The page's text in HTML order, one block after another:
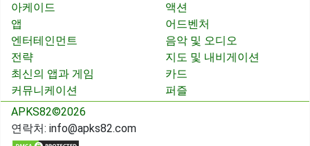
아케이드
액션
앱
어드벤처
엔터테인먼트
음악 및 오디오
전략
지도 및 내비게이션
최신의 앱과 게임
카드
커뮤니케이션
퍼즐
APKS82©2026
연락처: info@apks82.com